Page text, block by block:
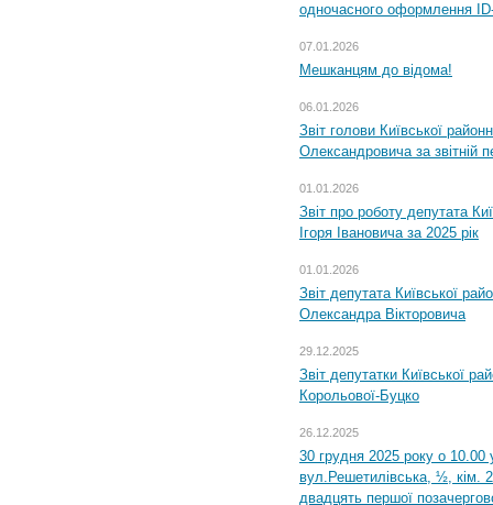
одночасного оформлення
07.01.2026
Мешканцям до відома!
06.01.2026
Звіт голови Київської
Олександровича за звітній
01.01.2026
Звіт про роботу депутата
Ігоря Івановича за 2025 рік
01.01.2026
Звіт депутата Київської
Олександра Вікторовича
29.12.2025
Звіт депутатки Київської
Корольової-Буцко
26.12.2025
30 грудня 2025 року о 10.00
вул.Решетилівська, ½, кім.
двадцять першої